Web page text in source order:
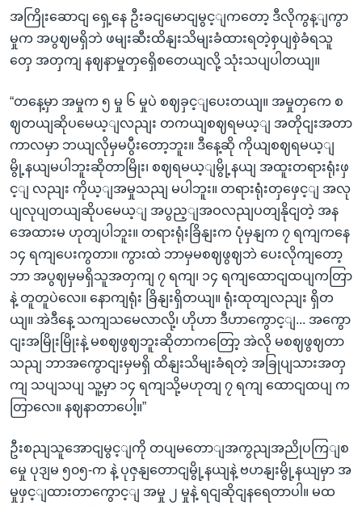
အကြိုးဆောငျ ရှေ့နေ ဦးခငျမောငျမွင့ျကတော့ ဒီလိုကွန့ျကွာ
မှုက အပွဈမရှိဘဲ ဖမျးဆီးထိနျးသိမျးခံထားရတဲ့စှပျစှဲခံရသူ
တှေ အတှကျ နဈနာမှုတှရှေိစတေယျလို့ သုံးသပျပါတယျ။
“တနေ့မှာ အမှုက ၅ မှု ၆ မှုပဲ စဈခှင့ျပေးတယျ။ အမှုတှကေ စ
ဈတယျဆိုပမေယ့ျလညျး တကယျစဈရမယ့ျ အတိုငျးအတာ
ကာလမှာ ဘယျလိုမှမပွီးတော့ဘူး။ ဒီနေ့ဆို ကိုယျစဈရမယ့ျ
မွို့နယျမပါဘူးဆိုတာမြိုး၊ စဈရမယ့ျမွို့နယျ အထူးတရားရုံးဖှ
င့ျ လညျး ကိုယ့ျအမှုသညျ မပါဘူး။ တရားရုံးတှဖှေင့ျ အလု
ပျလုပျတယျဆိုပမေယ့ျ အပွည့ျအဝလညျပတျနိုငျတဲ့ အန
အေထားမ ဟုတျပါဘူး။ တရားရုံးခြိနျးက ပုံမှနျက ၇ ရကျကနေ
၁၄ ရကျပေးကွတာ။ ကွားထဲ ဘာမှမစဈဖွဈဘဲ ပေးလိုကျတော့
ဘာ အပွဈမှမရှိသူအတှကျ ၇ ရကျ၊ ၁၄ ရကျထောငျထပျကတြာ
နဲ့ တူတူပဲလေ။ နောကျရုံး ခြိနျးရှိတယျ။ ရုံးထုတျလညျး ရှိတ
ယျ။ အဲဒီနေ့ သကျသမေလာလို့၊ ဟိုဟာ ဒီဟာကွောင့ျ... အကွော
ငျးအမြိုးမြိုးနဲ့ မစဈဖွဈဘူးဆိုတာကတြော့ အဲလို မစဈဖွဈတာ
သညျ ဘာအကွောငျးမှမရှိ ထိနျးသိမျးခံရတဲ့ အခြုပျသားအတှ
ကျ သပျသပျ သူ့မှာ ၁၄ ရကျသို့မဟုတျ ၇ ရကျ ထောငျထပျ က
တြာလေ။ နဈနာတာပေါ့။”
ဦးစညျသူအောငျမွင့ျကို တပျမတောျအကွညျအညိုပကြျစ
မှေု ပုဒျမ ၅၀၅-က နဲ့ ပုဇှနျတောငျမွို့နယျနဲ့ ဗဟနျးမွို့နယျမှာ အ
မှုဖှင့ျထားတာကွောင့ျ အမှု ၂ မှုနဲ့ ရငျဆိုငျနရေတာပါ။ မထ